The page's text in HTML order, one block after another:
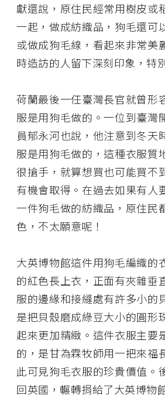
獻還說，原住民經常用樹皮或
一起，做成紡織品，狗毛還可
或做成狗毛線，看起來非常美
時造訪的人留下深刻印象，特
荷蘭最後一任臺灣長官就曾形
服是用狗毛做的。一位到臺灣
員郁永河也說，他注意到冬天
服是用狗毛做的，這種衣服質
很搶手，就算想買也可能買不
有機會取得。在過去如果有人
一件狗毛做的紡織品，原住民
色，不太願意呢！
大英博物館這件用狗毛編織的
的紅色長上衣，正面有夾雜垂
服的邊緣和接縫處有許多小的
是把貝殼磨成綠豆大小的圓形
起來更加精緻。這件衣服主要
的，是甘為霖牧師用一把來福
此可見狗毛衣服的珍貴價值。
回英國，輾轉捐給了大英博物